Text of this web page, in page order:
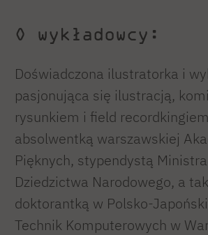
O wykładowcy:
Doświadczona ilustratorka i
pasjonująca się ilustracją,
rysunkiem i field
absolwentką warszawskiej
Pięknych, stypendystą
Dziedzictwa Narodowego, a
doktorantką w Polsko-
Technik Komputerowych w